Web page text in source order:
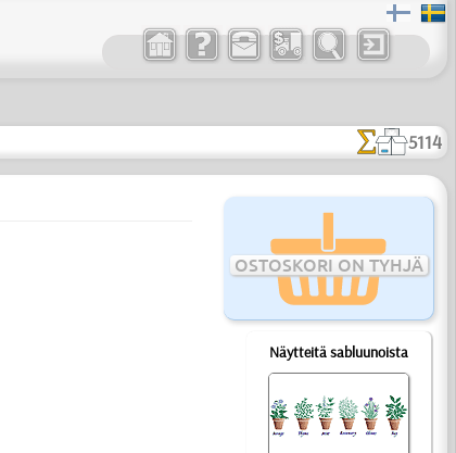
5114
OSTOSKORI ON TYHJÄ
Näytteitä sabluunoista